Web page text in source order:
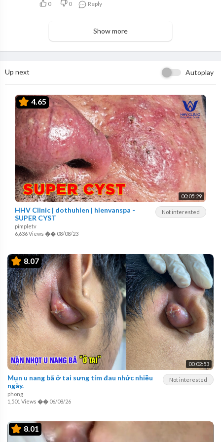
0 0 Reply
Show more
Up next Autoplay
4.65
00:05:29
Not interested
HHV Clinic | dothuhien | hienvanspa -
SUPER CYST
pimpletv
6,636 Views �� 08/08/23
8.07
00:02:53
Not interested
Mụn u nang bã ở tai sưng tím đau nhức nhiều
ngày.
phong
1,501 Views �� 06/08/26
8.01